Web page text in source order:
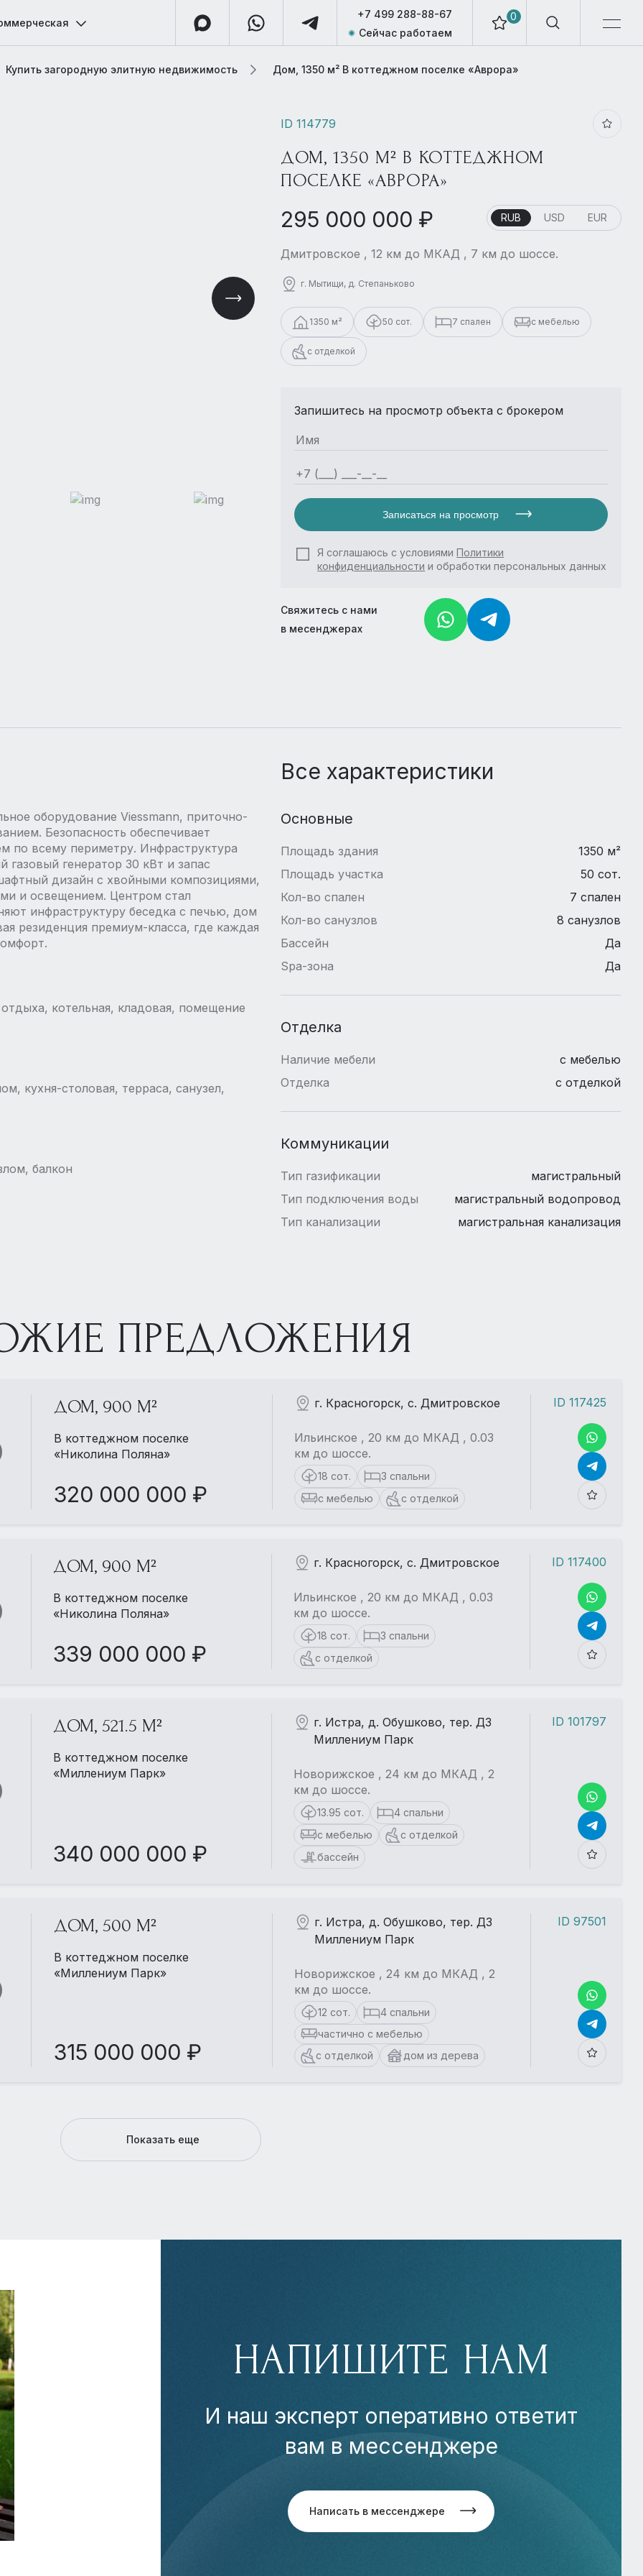
0
+7 499 288-88-67
Сейчас работаем
Купить загородную элитную недвижимость Дом, 1350 м² В коттеджном поселке «Аврора»
ID 114779
ДОМ, 1350 М² В КОТТЕДЖНОМ
ПОСЕЛКЕ «АВРОРА»
295 000 000 ₽ RUB USD EUR
Дмитровское , 12 км до МКАД , 7 км до шоссе.
г. Мытищи, д. Степаньково
1350 м² 50 сот. 7 спален с мебелью
с отделкой
Запишитесь на просмотр объекта с брокером
Записаться на просмотр
Я соглашаюсь с условиямиПолитики
конфиденциальности и обработки персональных данных
Свяжитесь с нами
в месенджерах
оборудование Viessmann, приточно-
Безопасность обеспечивает
по всему периметру. Инфраструктура
генератор 30 кВт и запас
дизайн с хвойными композициями,
и освещением. Центром стал
инфраструктуру беседка с печью, дом
резиденция премиум-класса, где каждая
котельная, кладовая, помещение
кухня-столовая, терраса, санузел,
балкон
Все характеристики
Основные
Площадь здания
1350 м²
Площадь участка
50 сот.
Кол-во спален
7 спален
Кол-во санузлов
8 санузлов
Бассейн
Да
Spa-зона
Да
Отделка
Наличие мебели
с мебелью
Отделка
с отделкой
Коммуникации
Тип газификации
магистральный
Тип подключения воды
магистральный водопровод
Тип канализации
магистральная канализация
ПРЕДЛОЖЕНИЯ
ДОМ, 900 М²
В коттеджном поселке
«Николина Поляна»
320 000 000 ₽
г. Красногорск, с. Дмитровское
Ильинское , 20 км до МКАД , 0.03
км до шоссе.
18 сот.
3 спальни
с мебелью
с отделкой
ID 117425
ДОМ, 900 М²
В коттеджном поселке
«Николина Поляна»
339 000 000 ₽
г. Красногорск, с. Дмитровское
Ильинское , 20 км до МКАД , 0.03
км до шоссе.
18 сот.
3 спальни
с отделкой
ID 117400
ДОМ, 521.5 М²
В коттеджном поселке
«Миллениум Парк»
340 000 000 ₽
г. Истра, д. Обушково, тер. ДЗ
Миллениум Парк
Новорижское , 24 км до МКАД , 2
км до шоссе.
13.95 сот.
4 спальни
с мебелью
с отделкой
бассейн
ID 101797
ДОМ, 500 М²
В коттеджном поселке
«Миллениум Парк»
315 000 000 ₽
г. Истра, д. Обушково, тер. ДЗ
Миллениум Парк
Новорижское , 24 км до МКАД , 2
км до шоссе.
12 сот.
4 спальни
частично с мебелью
с отделкой
дом из дерева
ID 97501
Показать еще
НАПИШИТЕ НАМ
И наш эксперт оперативно ответит
вам в мессенджере
Написать в мессенджере